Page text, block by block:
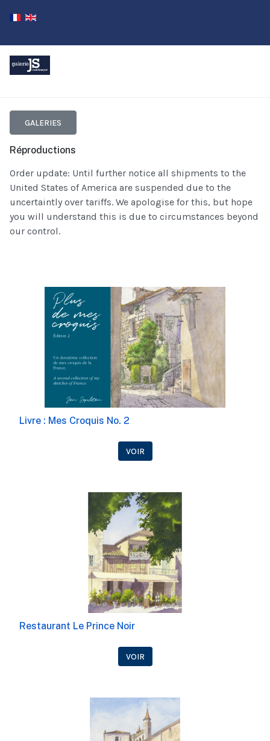
GALERIES
Réproductions
Order update: Until further notice all shipments to the
United States of America are suspended due to the
uncertaintly over tariffs. We apologise for this, but hope
you will understand this is due to circumstances beyond
our control.
Livre : Mes Croquis No. 2
VOIR
Restaurant Le Prince Noir
VOIR